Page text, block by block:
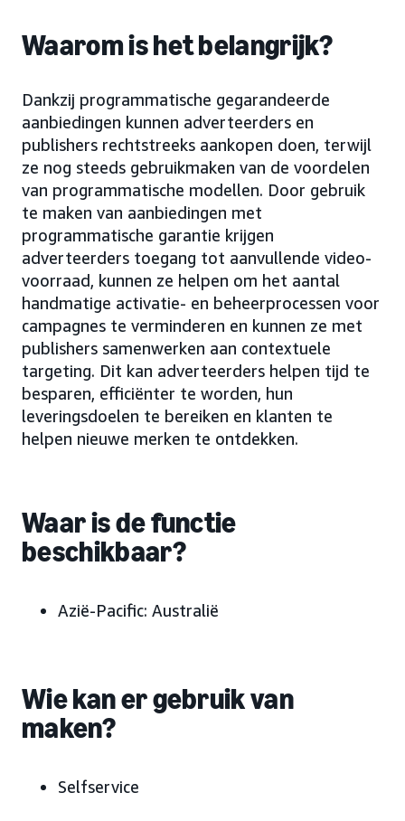
Waarom is het belangrijk?
Dankzij programmatische gegarandeerde
aanbiedingen kunnen adverteerders en
publishers rechtstreeks aankopen doen, terwijl
ze nog steeds gebruikmaken van de voordelen
van programmatische modellen. Door gebruik
te maken van aanbiedingen met
programmatische garantie krijgen
adverteerders toegang tot aanvullende video-
voorraad, kunnen ze helpen om het aantal
handmatige activatie- en beheerprocessen voor
campagnes te verminderen en kunnen ze met
publishers samenwerken aan contextuele
targeting. Dit kan adverteerders helpen tijd te
besparen, efficiënter te worden, hun
leveringsdoelen te bereiken en klanten te
helpen nieuwe merken te ontdekken.
Waar is de functie
beschikbaar?
Azië-Pacific: Australië
Wie kan er gebruik van
maken?
Selfservice